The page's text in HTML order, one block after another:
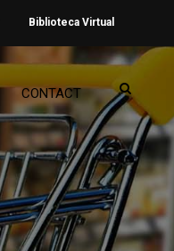
Biblioteca Virtual
CONTACT